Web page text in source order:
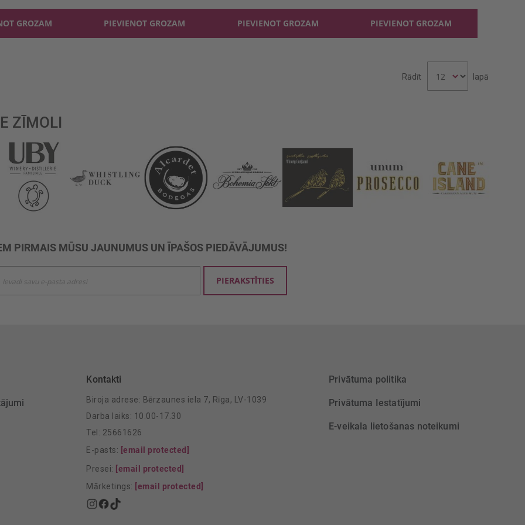
GROZAM PIEVIENOT GROZAM PIEVIENOT GROZAM PIEVIENOT GROZAM
page Rādīt lapā
ZĪMOLI
PIRMAIS MŪSU JAUNUMUS UN ĪPAŠOS PIEDĀVĀJUMUS!
PIERAKSTĪTIES
Kontakti
Biroja adrese: Bērzaunes iela 7, Rīga, LV-1039
Darba laiks: 10.00-17.30
Tel: 25661626
E-pasts: [email protected]
Presei: [email protected]
Mārketings: [email protected]
Privātuma politika
Privātuma Iestatījumi
E-veikala lietošanas noteikumi